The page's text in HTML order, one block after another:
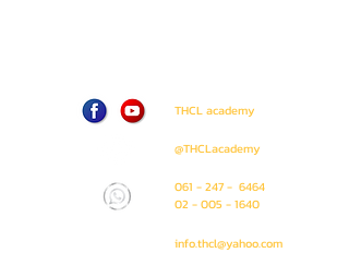
THCL academy
@THCLacademy
061 - 247 - 6464
02 - 005 - 1640
info.thcl@yahoo.com